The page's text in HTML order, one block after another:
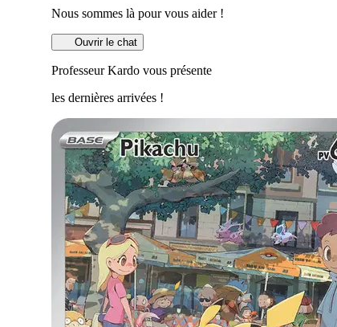
Nous sommes là pour vous aider !
Ouvrir le chat
Professeur Kardo vous présente
les dernières arrivées !